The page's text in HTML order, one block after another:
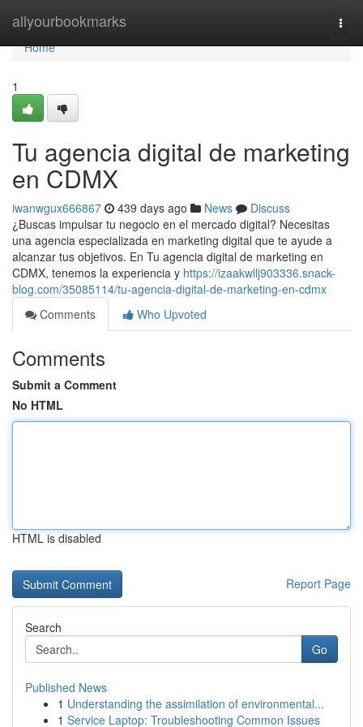
allyourbookmarks
Home
Home
1
Tu agencia digital de marketing
en CDMX
iwanwgux666867 439 days ago News
Discuss
¿Buscas impulsar tu negocio en el mercado digital? Necesitas
una agencia especializada en marketing digital que te ayude a
alcanzar tus objetivos. En Tu agencia digital de marketing en
CDMX, tenemos la experiencia y https://izaakwllj903336.snack-
blog.com/35085114/tu-agencia-digital-de-marketing-en-cdmx
Comments
Who Upvoted
Comments
Submit a Comment
No HTML
HTML is disabled
Report Page
Search
Go
Published News
1 Understanding the assimilation of environmental...
1 Service Laptop: Troubleshooting Common Issues